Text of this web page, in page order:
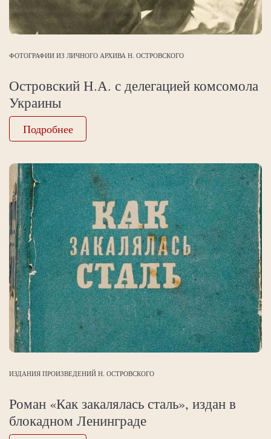
ФОТОГРАФИИ ИЗ ЛИЧНОГО АРХИВА Н. ОСТРОВСКОГО
Островский Н.А. с делегацией комсомола
Украины
Подробнее
ИЗДАНИЯ ПРОИЗВЕДЕНИЙ Н. ОСТРОВСКОГО
Роман «Как закалялась сталь», издан в
блокадном Ленинграде